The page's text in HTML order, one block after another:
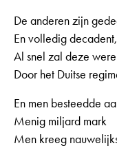
De anderen zijn
En volledig decadent,
Al snel zal deze
Door het Duitse
En men besteedde
Menig miljard mark
Men kreeg